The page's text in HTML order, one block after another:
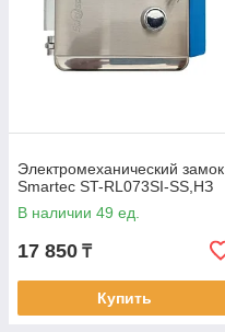
Электромеханический замок
Smartec ST-RL073SI-SS,НЗ
В наличии 49 ед.
17 850 ₸
Купить